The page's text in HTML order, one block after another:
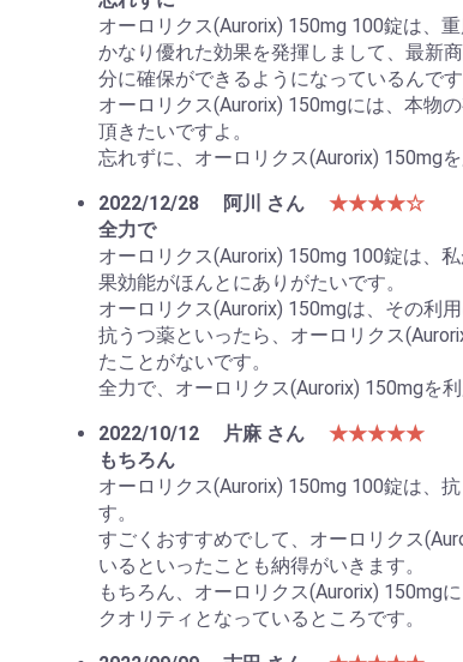
オーロリクス(Aurorix) 150mg 100錠は、
かなり優れた効果を発揮しまして、最新
分に確保ができるようになっているんです
オーロリクス(Aurorix) 150mgには、本物
頂きたいですよ。
忘れずに、オーロリクス(Aurorix) 150mg
2022/12/28
阿川 さん
★★★★☆
全力で
オーロリクス(Aurorix) 150mg 100錠は、
果効能がほんとにありがたいです。
オーロリクス(Aurorix) 150mgは、その利
抗うつ薬といったら、オーロリクス
たことがないです。
全力で、オーロリクス(Aurorix) 150mgを
2022/10/12
片麻 さん
★★★★★
もちろん
オーロリクス(Aurorix) 150mg 100錠は、
す。
すごくおすすめでして、オーロリクス
いるといったことも納得がいきます。
もちろん、オーロリクス(Aurorix) 150mg
クオリティとなっているところです。